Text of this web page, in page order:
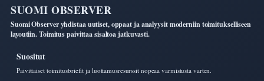
SUOMI OBSERVER
Suomi Observer yhdistaa uutiset, oppaat ja analyysit moderniin toimitukselliseen
layoutiin. Toimitus paivittaa sisaltoa jatkuvasti.
Suositut
Paivittaiset toimitusbriefit ja luottamusresurssit nopeaa varmistusta varten.